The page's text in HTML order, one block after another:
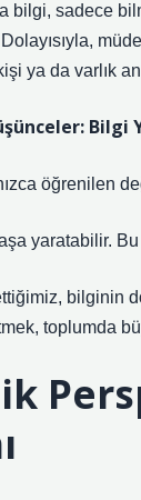
bilgi, sadece
ya da varlık
Bilgi
öğrenilen
yaratabilir.
bilginin
toplumda